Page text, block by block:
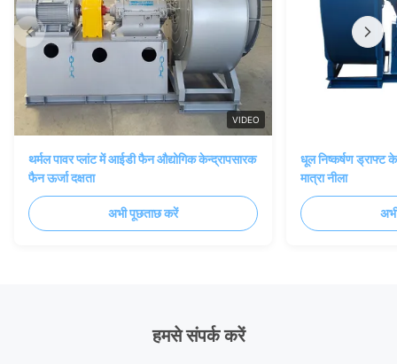
VIDEO
थर्मल पावर प्लांट में आईडी फैन औद्योगिक केन्द्रापसारक
फैन ऊर्जा दक्षता
अभी पूछताछ करें
धूल निष्कर्षण ड्राफ्ट
मात्रा नीला
हमसे संपर्क करें